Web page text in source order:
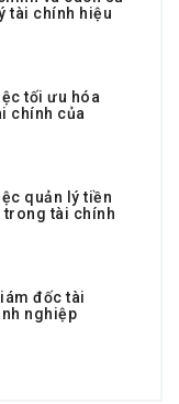
tài chính hiệu
tối ưu hóa
chính của
quản lý tiền
trong tài chính
đốc tài
nghiệp